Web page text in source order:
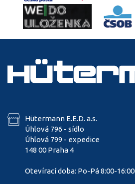
Hütermann E.E.D. a.s.
Úhlová 796 - sídlo
Úhlová 799 - expedice
148 00 Praha 4
Otevírací doba: Po-Pá 8:00-16:00